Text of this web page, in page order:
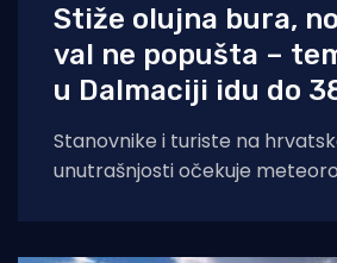
Stiže olujna bura,
val ne popušta –
u Dalmaciji idu do
Stanovnike i turiste na
unutrašnjosti očekuje